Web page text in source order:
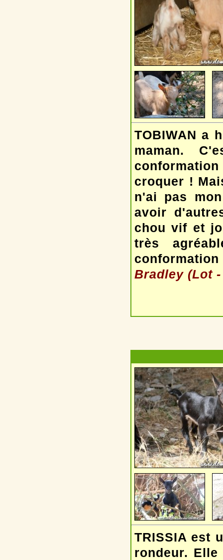
TOBIWAN a
maman.
croquer !
n'ai pas
avoir
chou vif et
très
Bradley (Lot -
TRISSIA est
rondeur.